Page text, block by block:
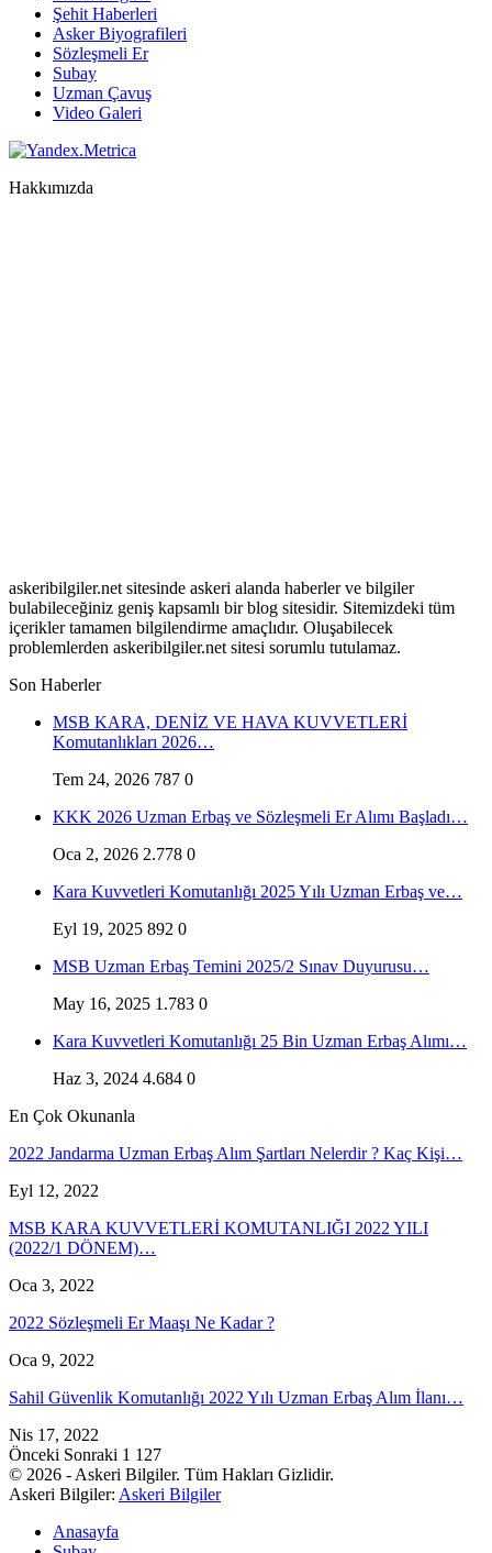
Şehit Haberleri
Asker Biyografileri
Sözleşmeli Er
Subay
Uzman Çavuş
Video Galeri
Hakkımızda
askeribilgiler.net sitesinde askeri alanda haberler ve bilgiler
bulabileceğiniz geniş kapsamlı bir blog sitesidir. Sitemizdeki tüm
içerikler tamamen bilgilendirme amaçlıdır. Oluşabilecek
problemlerden askeribilgiler.net sitesi sorumlu tutulamaz.
Son Haberler
MSB KARA, DENİZ VE HAVA KUVVETLERİ
Komutanlıkları 2026…
Tem 24, 2026 787 0
KKK 2026 Uzman Erbaş ve Sözleşmeli Er Alımı Başladı…
Oca 2, 2026 2.778 0
Kara Kuvvetleri Komutanlığı 2025 Yılı Uzman Erbaş ve…
Eyl 19, 2025 892 0
MSB Uzman Erbaş Temini 2025/2 Sınav Duyurusu…
May 16, 2025 1.783 0
Kara Kuvvetleri Komutanlığı 25 Bin Uzman Erbaş Alımı…
Haz 3, 2024 4.684 0
En Çok Okunanla
2022 Jandarma Uzman Erbaş Alım Şartları Nelerdir ? Kaç Kişi…
Eyl 12, 2022
MSB KARA KUVVETLERİ KOMUTANLIĞI 2022 YILI
(2022/1 DÖNEM)…
Oca 3, 2022
2022 Sözleşmeli Er Maaşı Ne Kadar ?
Oca 9, 2022
Sahil Güvenlik Komutanlığı 2022 Yılı Uzman Erbaş Alım İlanı…
Nis 17, 2022
Önceki Sonraki 1 127
© 2026 - Askeri Bilgiler. Tüm Hakları Gizlidir.
Askeri Bilgiler: Askeri Bilgiler
Anasayfa